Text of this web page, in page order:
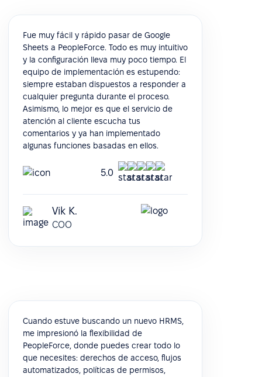
Fue muy fácil y rápido pasar de Google
Sheets a PeopleForce. Todo es muy intuitivo
y la configuración lleva muy poco tiempo. El
equipo de implementación es estupendo:
siempre estaban dispuestos a responder a
cualquier pregunta durante el proceso.
Asimismo, lo mejor es que el servicio de
atención al cliente escucha tus
comentarios y ya han implementado
algunas funciones basadas en ellos.
5.0
Vik K.
COO
Cuando estuve buscando un nuevo HRMS,
me impresionó la flexibilidad de
PeopleForce, donde puedes crear todo lo
que necesites: derechos de acceso, flujos
automatizados, políticas de permisos,